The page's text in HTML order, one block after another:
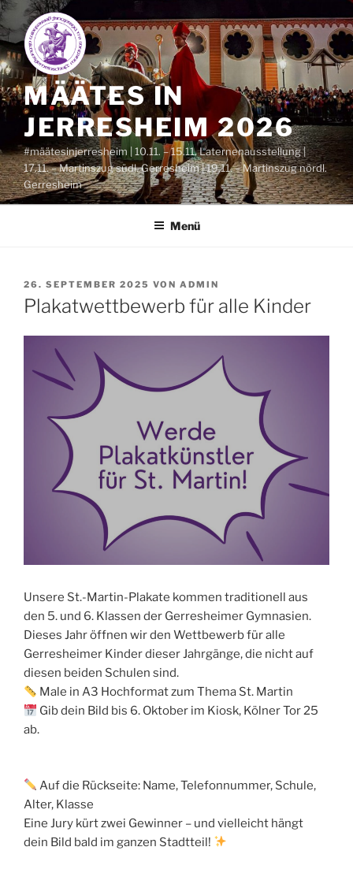
Zum
Inhalt
springen
MÄÄTES IN
JERRESHEIM 2026
#määtesinjerresheim | 10.11. – 15.11. Laternenausstellung |
17.11. – Martinszug südl. Gerresheim | 19.11. – Martinszug nördl.
Gerresheim
Menü
VERÖFFENTLICHT
AM
26. SEPTEMBER 2025 VON ADMIN
Plakatwettbewerb für alle Kinder
Unsere St.-Martin-Plakate kommen traditionell aus
den 5. und 6. Klassen der Gerresheimer Gymnasien.
Dieses Jahr öffnen wir den Wettbewerb für alle
Gerresheimer Kinder dieser Jahrgänge, die nicht auf
diesen beiden Schulen sind.
Male in A3 Hochformat zum Thema St. Martin
Gib dein Bild bis 6. Oktober im Kiosk, Kölner Tor 25
ab.
Auf die Rückseite: Name, Telefonnummer, Schule,
Alter, Klasse
Eine Jury kürt zwei Gewinner – und vielleicht hängt
dein Bild bald im ganzen Stadtteil!